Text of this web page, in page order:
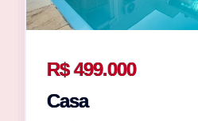
R$ 499.000
Casa